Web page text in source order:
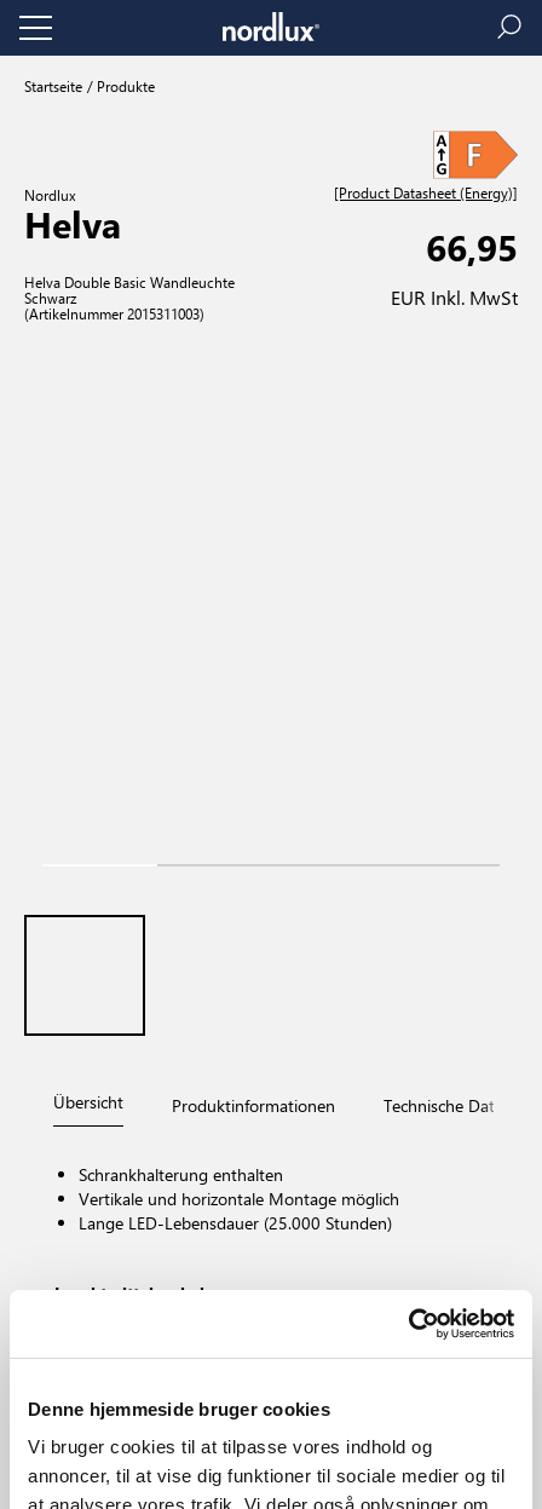
Denne hjemmeside bruger cookies
Vi bruger cookies til at tilpasse vores indhold og
annoncer, til at vise dig funktioner til sociale medier og til
at analysere vores trafik. Vi deler også oplysninger om
Startseite Produkte
Nordlux
Helva
Helva Double Basic Wandleuchte
Schwarz
(Artikelnummer 2015311003)
[Product Datasheet (Energy)]
66,95
EUR Inkl. MwSt
Übersicht Produktinformationen Technische Daten
Schrankhalterung enthalten
Vertikale und horizontale Montage möglich
Lange LED-Lebensdauer (25.000 Stunden)
Leuchtmittelsockel
Farbtemperatur (K)
Helligkeit des Lichts (Lumen)
900.0